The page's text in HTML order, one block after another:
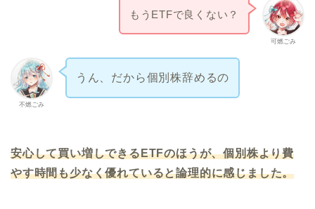
可燃ごみ
もうETFで良くない？
不燃ごみ
うん、だから個別株辞めるの
安心して買い増しできるETFのほうが、個別株より費
やす時間も少なく優れていると論理的に感じました。
ホーム
資産報告